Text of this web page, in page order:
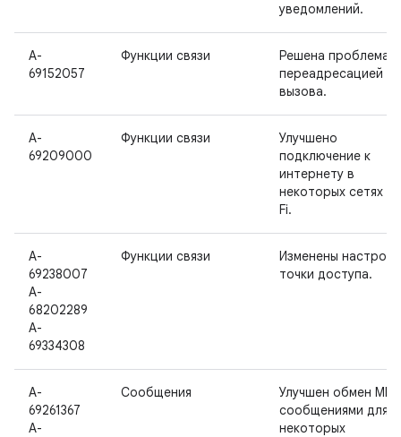
уведомлений.
A-
69152057
Функции связи
Решена проблема с
переадресацией
вызова.
A-
69209000
Функции связи
Улучшено
подключение к
интернету в
некоторых сетях
Fi.
A-
69238007
A-
68202289
A-
69334308
Функции связи
Изменены
точки доступа.
A-
69261367
A-
Сообщения
Улучшен обмен
сообщениями для
некоторых